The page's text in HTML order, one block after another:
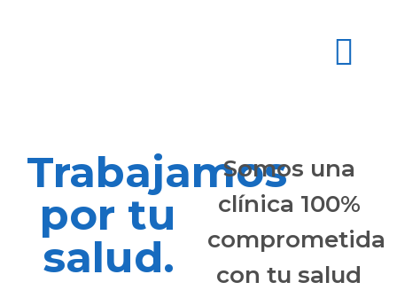
Trabajamos
por tu
salud.
Somos una
clínica 100%
comprometida
con tu salud